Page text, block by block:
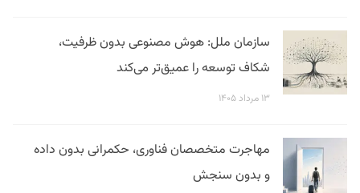
سازمان ملل: هوش مصنوعی بدون ظرفیت،
شکاف توسعه را عمیق‌تر می‌کند
۱۳ مرداد ۱۴۰۵
مهاجرت متخصصان فناوری، حکمرانی بدون داده
و بدون سنجش